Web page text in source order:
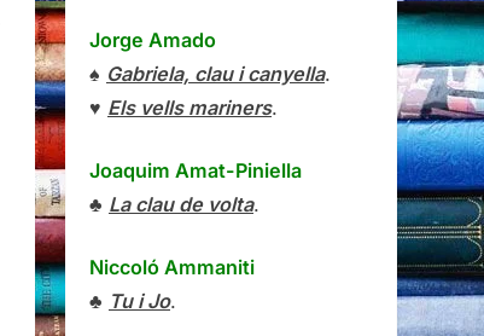
Jorge Amado
♠ Gabriela, clau i canyella.
♥ Els vells mariners.
Joaquim Amat-Piniella
♣ La clau de volta.
Niccoló Ammaniti
♣ Tu i Jo.